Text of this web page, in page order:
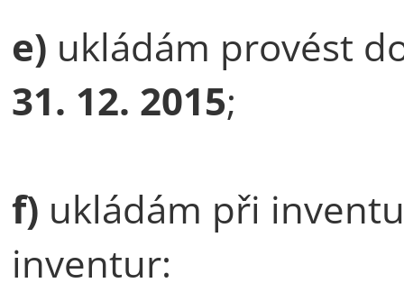
e) ukládám provést
31. 12. 2015;
f) ukládám při
inventur: